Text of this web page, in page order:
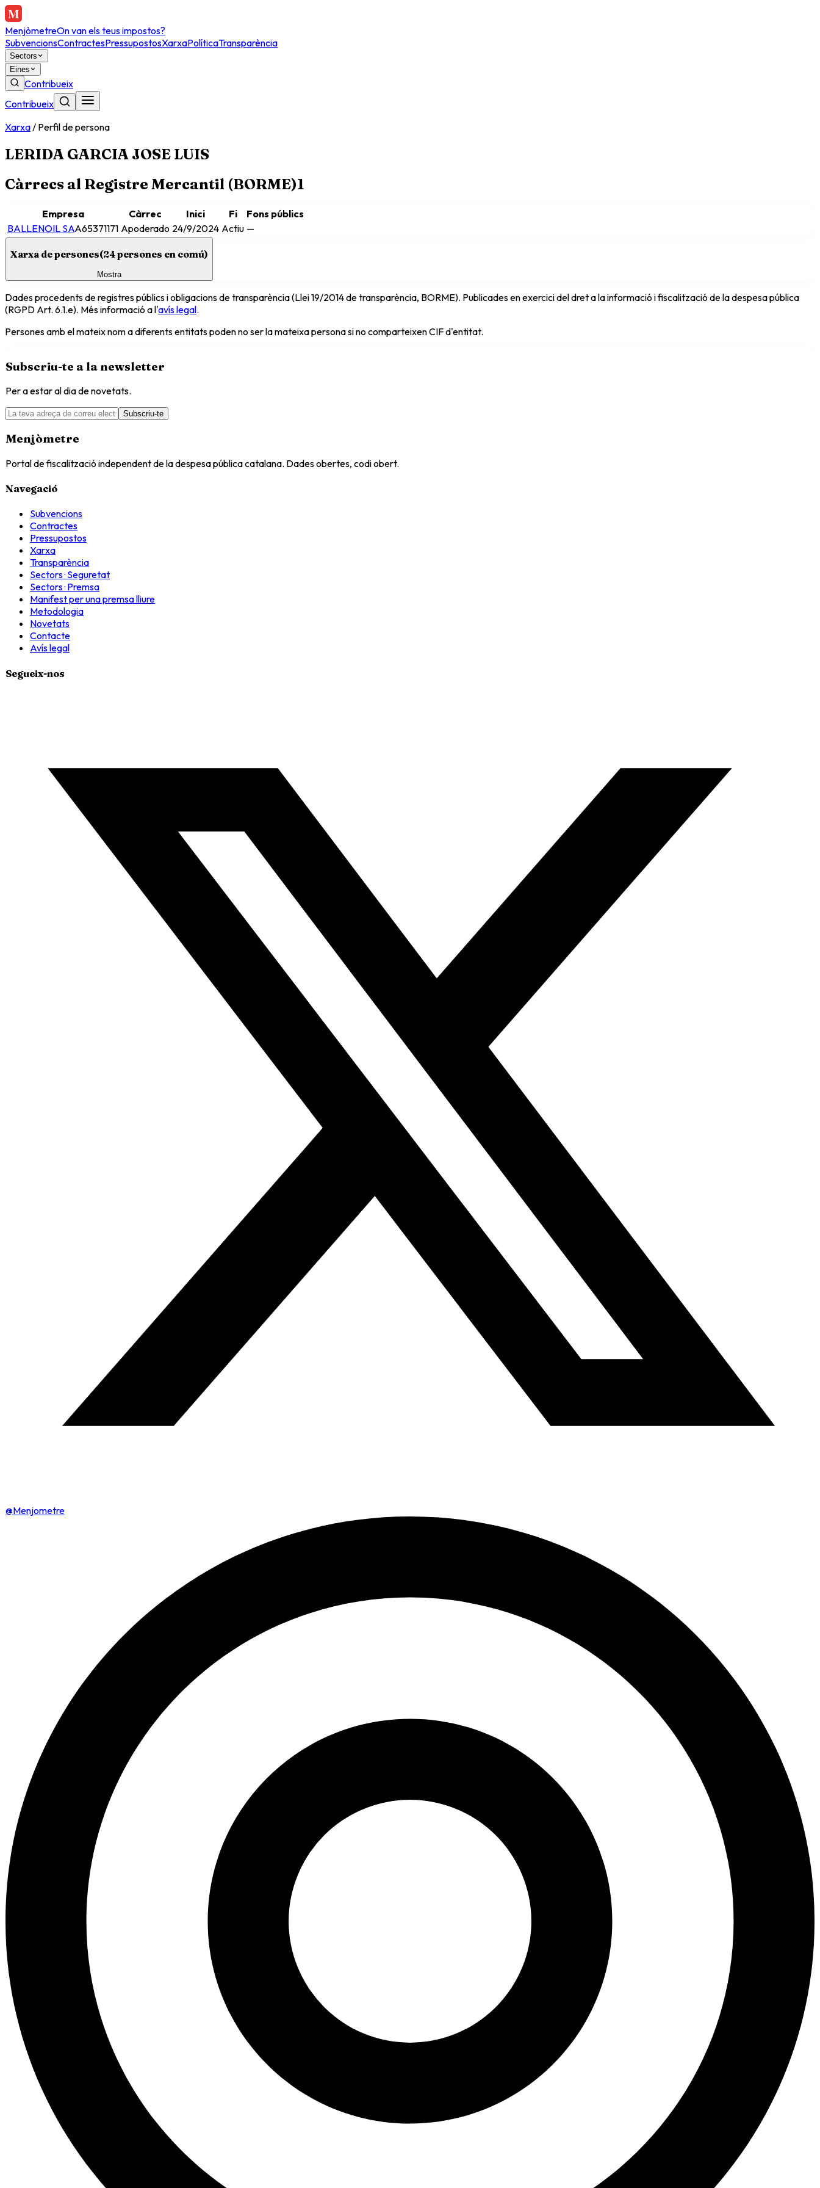
MenjòmetreOn van els teus impostos?
SubvencionsContractesPressupostosXarxaPolíticaTransparència
Sectors
Eines
Contribueix
Contribueix
Xarxa/ Perfil de persona
LERIDA GARCIA JOSE LUIS
Càrrecs al Registre Mercantil (BORME)1
Empresa Càrrec Inici Fi
Fons públics
BALLENOIL SAA65371171 Apoderado 24/9/2024 Actiu —
Xarxa de persones(24persones en comú)
Mostra
Dades procedents de registres públics i obligacions de transparència (Llei 19/2014 de transparència, BORME). Publicades en exercici del dret a la informació i fiscalització de la despesa pública
(RGPD Art. 6.1.e). Més informació a l'avís legal.
Persones amb el mateix nom a diferents entitats poden no ser la mateixa persona si no comparteixen CIF d'entitat.
Subscriu-te a la newsletter
Per a estar al dia de novetats.
Subscriu-te
Menjòmetre
Portal de fiscalització independent de la despesa pública catalana. Dades obertes, codi obert.
Navegació
Subvencions
Contractes
Pressupostos
Xarxa
Transparència
Sectors · Seguretat
Sectors · Premsa
Manifest per una premsa lliure
Metodologia
Novetats
Contacte
Avís legal
Segueix-nos
@Menjometre